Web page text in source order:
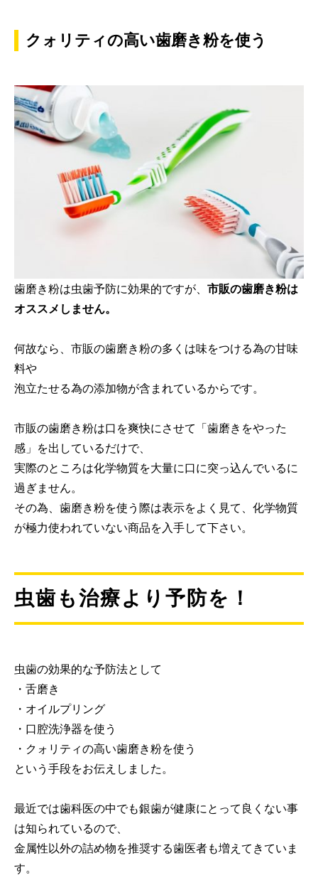
クォリティの高い歯磨き粉を使う
歯磨き粉は虫歯予防に効果的ですが、 市販の歯磨き粉は
オススメしません。
何故なら、市販の歯磨き粉の多くは味をつける為の甘味
料や
泡立たせる為の添加物が含まれているからです。
市販の歯磨き粉は口を爽快にさせて「歯磨きをやった
感」を出しているだけで、
実際のところは化学物質を大量に口に突っ込んでいるに
過ぎません。
その為、歯磨き粉を使う際は表示をよく見て、化学物質
が極力使われていない商品を入手して下さい。
虫歯も治療より予防を！
虫歯の効果的な予防法として
・舌磨き
・オイルプリング
・口腔洗浄器を使う
・クォリティの高い歯磨き粉を使う
という手段をお伝えしました。
最近では歯科医の中でも銀歯が健康にとって良くない事
は知られているので、
金属性以外の詰め物を推奨する歯医者も増えてきていま
す。